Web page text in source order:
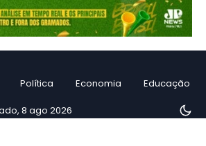
Política Economia Educação
8 ago 2026